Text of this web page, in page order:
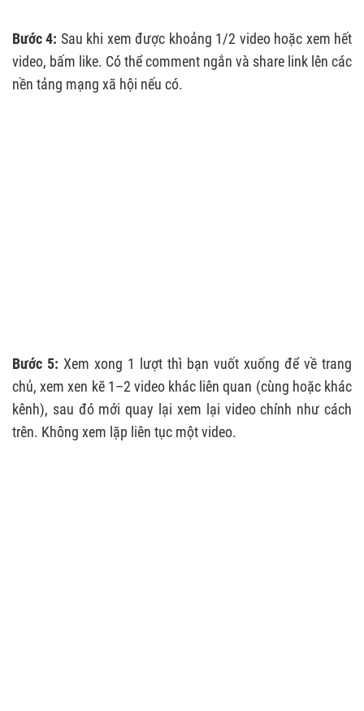
Bước 4: Sau khi xem được khoảng 1/2 video hoặc xem hết
video, bấm like. Có thể comment ngắn và share link lên các
nền tảng mạng xã hội nếu có.
Bước 5: Xem xong 1 lượt thì bạn vuốt xuống để về trang
chủ, xem xen kẽ 1–2 video khác liên quan (cùng hoặc khác
kênh), sau đó mới quay lại xem lại video chính như cách
trên. Không xem lặp liên tục một video.